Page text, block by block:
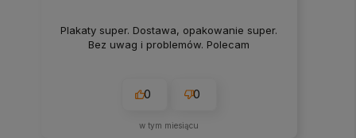
Plakaty super. Dostawa, opakowanie super.
Bez uwag i problemów. Polecam
0 0
w tym miesiącu